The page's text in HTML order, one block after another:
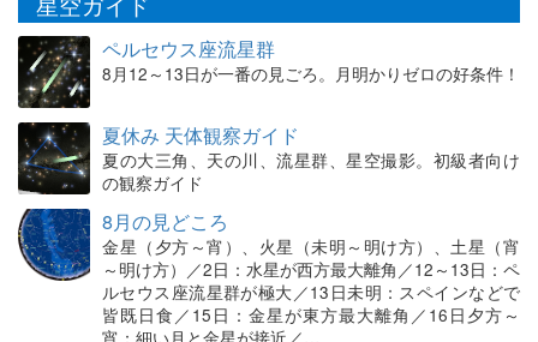
ペルセウス座流星群
8月12～13日が一番の見ごろ。月明かりゼロの好条件！
夏休み 天体観察ガイド
夏の大三角、天の川、流星群、星空撮影。初級者向け
の観察ガイド
8月の見どころ
金星（夕方～宵）、火星（未明～明け方）、土星（宵
～明け方）／2日：水星が西方最大離角／12～13日：ペ
ルセウス座流星群が極大／13日未明：スペインなどで
皆既日食／15日：金星が東方最大離角／16日夕方～